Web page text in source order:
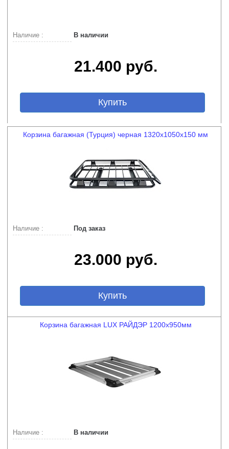
Наличие : В наличии
21.400 руб.
Купить
Корзина багажная (Турция) черная 1320х1050х150 мм
Наличие : Под заказ
23.000 руб.
Купить
Корзина багажная LUX РАЙДЭР 1200х950мм
Наличие : В наличии